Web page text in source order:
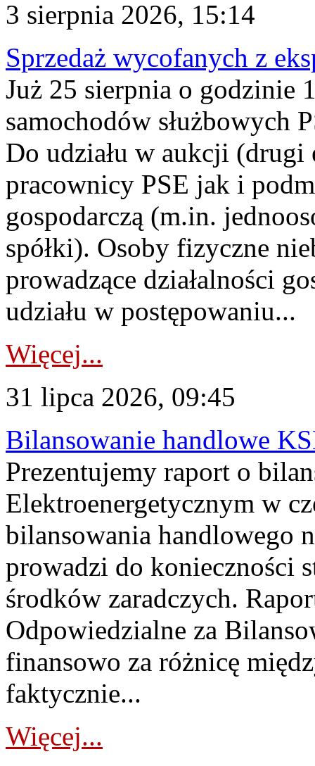
3 sierpnia 2026, 15:14
Sprzedaż wycofanych z
Już 25 sierpnia o godzinie
samochodów służbowych
Do udziału w aukcji (drugi
pracownicy PSE jak i
gospodarczą (m.in.
spółki). Osoby fizyczne
prowadzące działalności
udziału w postępowaniu...
Więcej...
31 lipca 2026, 09:45
Bilansowanie handlowe
Prezentujemy raport o
Elektroenergetycznym w
bilansowania handlowego
prowadzi do konieczności
środków zaradczych.
Odpowiedzialne za
finansowo za różnicę
faktycznie...
Więcej...